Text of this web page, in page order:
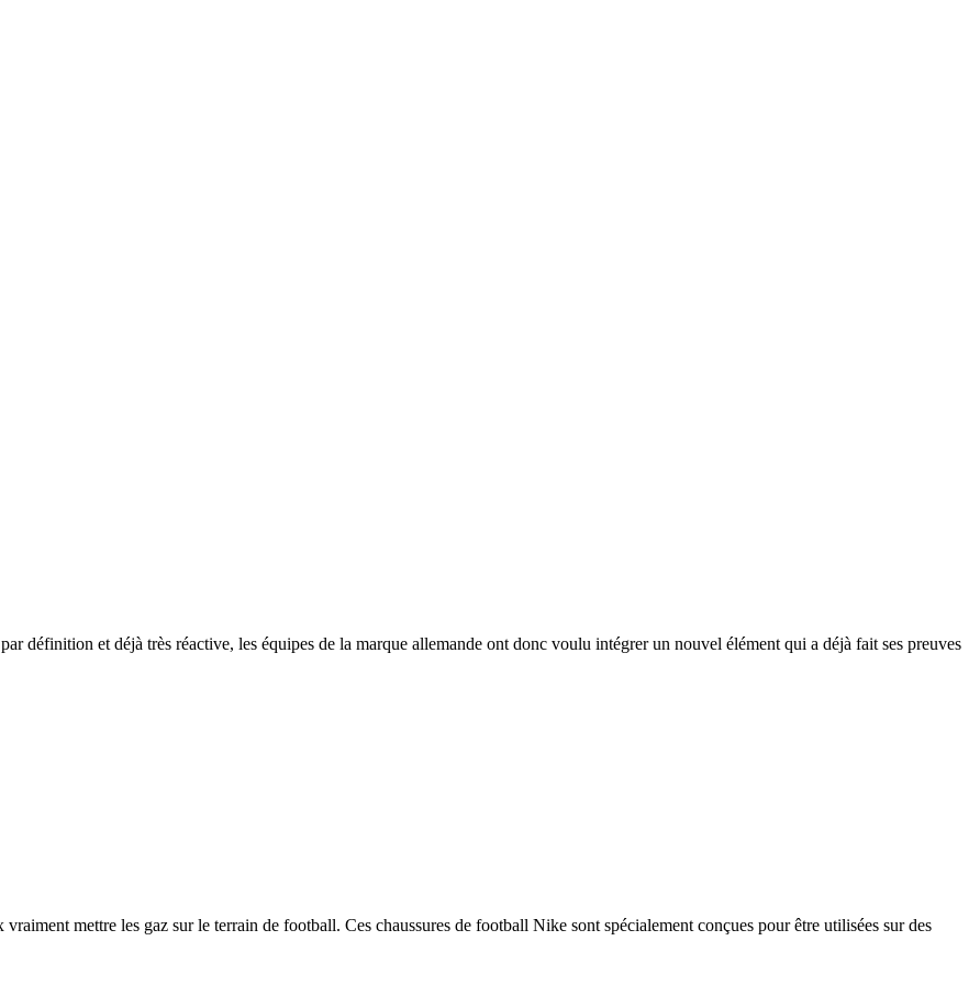
définition et déjà très réactive, les équipes de la marque allemande ont donc voulu intégrer un nouvel élément qui a déjà fait ses preuves
mettre les gaz sur le terrain de football. Ces chaussures de football Nike sont spécialement conçues pour être utilisées sur des